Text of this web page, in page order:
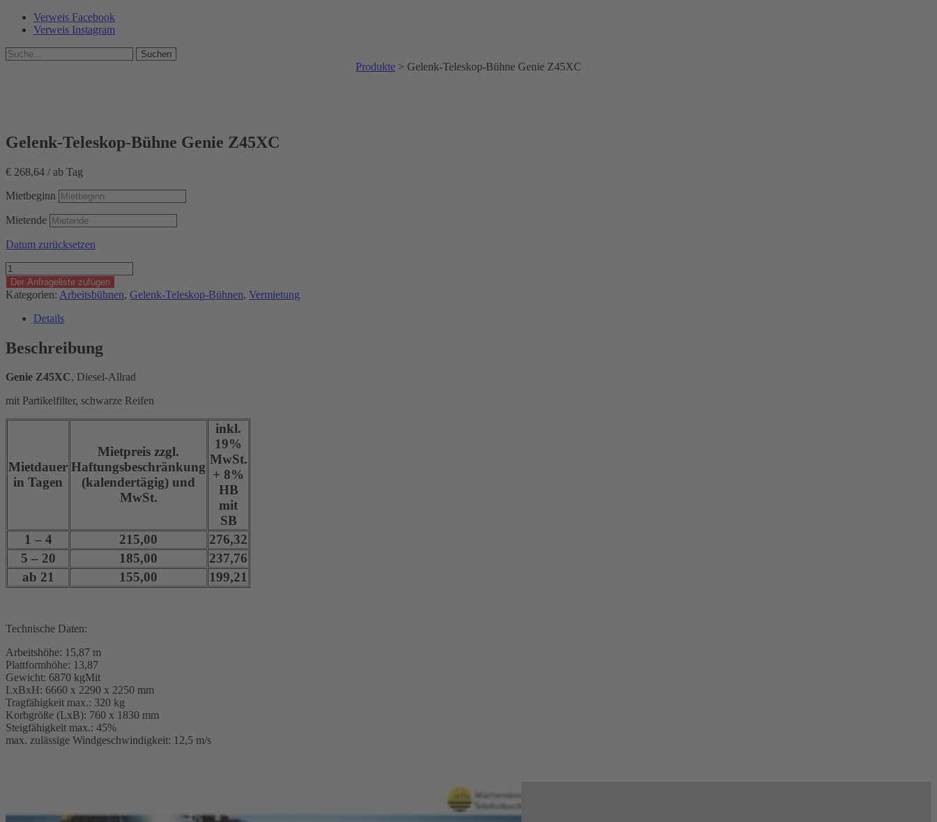
Verweis Facebook
Verweis Instagram
Suche
Produkte > Gelenk-Teleskop-Bühne Genie Z45XC
Gelenk-Teleskop-Bühne Genie Z45XC
€ 268,64 / ab Tag
Mietbeginn
Mietende
Datum zurücksetzen
Gelenk-
Teleskop-
Bühne
Z45XC
Der Anfrageliste zufügen
Kategorien: Arbeitsbühnen, Gelenk-Teleskop-Bühnen, Vermietung
Details
Beschreibung
Genie Z45XC, Diesel-Allrad
mit Partikelfilter, schwarze Reifen
Mietdauer
in Tagen
Mietpreis zzgl.
Haftungsbeschränkung
(kalendertägig) und
MwSt.
inkl.
19%
MwSt.
+ 8%
HB
mit
SB
1 – 4
215,00
276,32
5 – 20
185,00
237,76
ab 21
155,00 199,21
Technische Daten:
Arbeitshöhe: 15,87 m
Plattformhöhe: 13,87
Gewicht: 6870 kgMit
LxBxH: 6660 x 2290 x 2250 mm
Tragfähigkeit max.: 320 kg
Korbgröße (LxB): 760 x 1830 mm
Steigfähigkeit max.: 45%
max. zulässige Windgeschwindigkeit: 12,5 m/s